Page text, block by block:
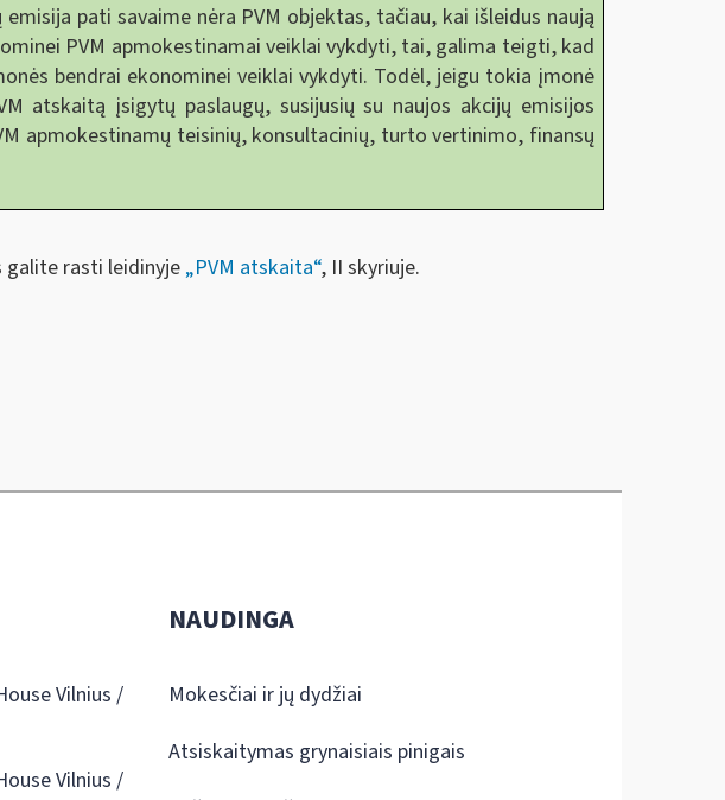
pati savaime nėra PVM objektas, tačiau, kai išleidus naują
PVM apmokestinamai veiklai vykdyti, tai, galima teigti, kad
bendrai ekonominei veiklai vykdyti. Todėl, jeigu tokia įmonė
atskaitą įsigytų paslaugų, susijusių su naujos akcijų emisijos
apmokestinamų teisinių, konsultacinių, turto vertinimo, finansų
galite rasti leidinyje „PVM atskaita“, II skyriuje.
Vilnius /
Vilnius /
NAUDINGA
Mokesčiai ir jų dydžiai
Atsiskaitymas grynaisiais pinigais